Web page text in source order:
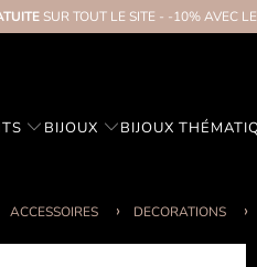
SUR TOUT LE SITE - -10% AVEC
BIJOUX BIJOUX
ACCESSOIRES DECORATIONS